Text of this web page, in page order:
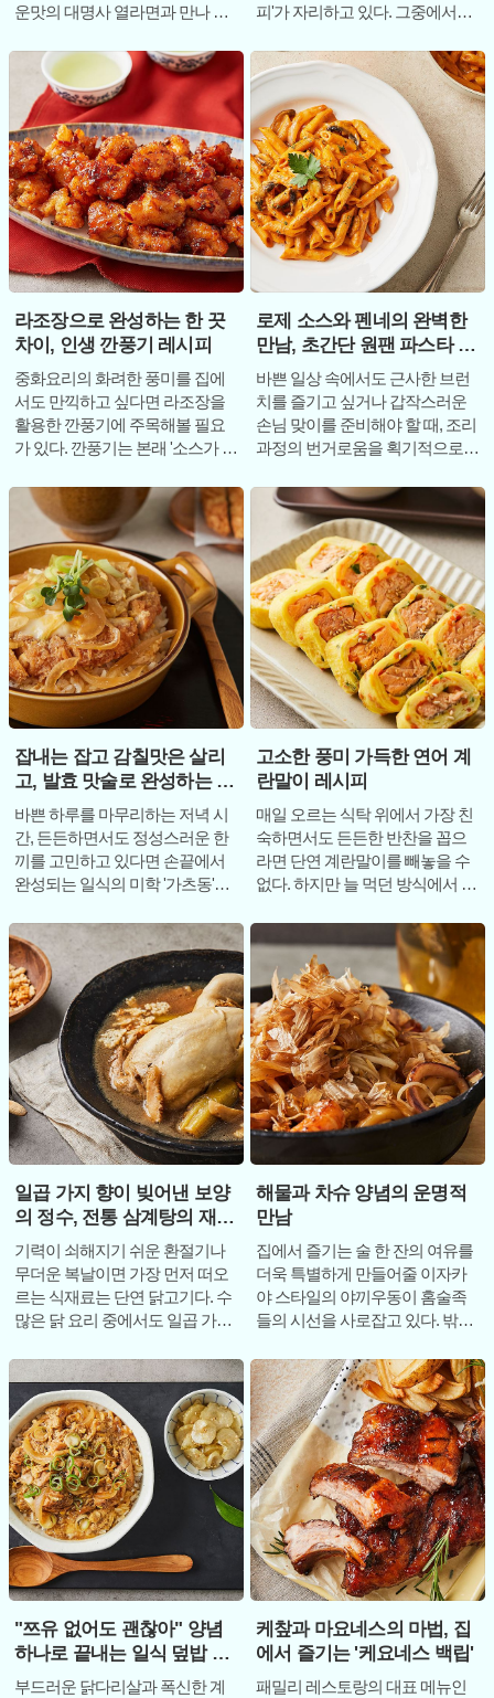
운맛의 대명사 열라면과 만나 파
스는 어떤
피'가 자리하고 있다. 그중에서도
'식감 천재'
라조장으로 완성하는 한 끗
차이, 인생 깐풍기 레시피
중화요리의 화려한 풍미를 집에
서도 만끽하고 싶다면 라조장을
활용한 깐풍기에 주목해볼 필요
가 있다. 깐풍기는 본래 '소스가 거
리'를 뜻하는데
로제 소스와 펜네의 완벽한
만남, 초간단 원팬 파스타 가
이드
바쁜 일상 속에서도 근사한 브런
치를 즐기고 싶거나 갑작스러운
손님 맞이를 준비해야 할 때, 조리
과정의 번거로움을 획기적으로
의 주방에서
잡내는 잡고 감칠맛은 살리
고, 발효 맛술로 완성하는 일
품 가츠동
바쁜 하루를 마무리하는 저녁 시
간, 든든하면서도 정성스러운 한
끼를 고민하고 있다면 손끝에서
완성되는 일식의 미학 '가츠동'이
핵심은 바
고소한 풍미 가득한 연어 계
란말이 레시피
매일 오르는 식탁 위에서 가장 친
숙하면서도 든든한 반찬을 꼽으
라면 단연 계란말이를 빼놓을 수
없다. 하지만 늘 먹던 방식에서 벗
일곱 가지 향이 빚어낸 보양
의 정수, 전통 삼계탕의 재발
견 ‘칠향계’
기력이 쇠해지기 쉬운 환절기나
무더운 복날이면 가장 먼저 떠오
르는 식재료는 단연 닭고기다. 수
많은 닭 요리 중에서도 일곱 가지
스럽게 쪄
해물과 차슈 양념의 운명적
만남
집에서 즐기는 술 한 잔의 여유를
더욱 특별하게 만들어줄 이자카
야 스타일의 야끼우동이 홈술족
들의 시선을 사로잡고 있다. 밖으
재현할 수 있
"쯔유 없어도 괜찮아" 양념
하나로 끝내는 일식 덮밥 레
시피
부드러운 닭다리살과 폭신한 계
케챂과 마요네스의 마법, 집
에서 즐기는 '케요네스 백립'
패밀리 레스토랑의 대표 메뉴인